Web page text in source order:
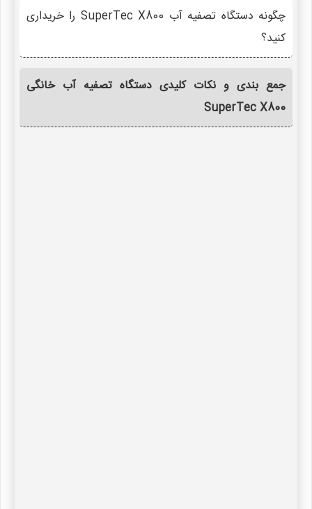
چگونه دستگاه تصفیه آب SuperTec X800 را خریداری
کنید؟
جمع بندی و نکات کلیدی دستگاه تصفیه آب خانگی
SuperTec X800